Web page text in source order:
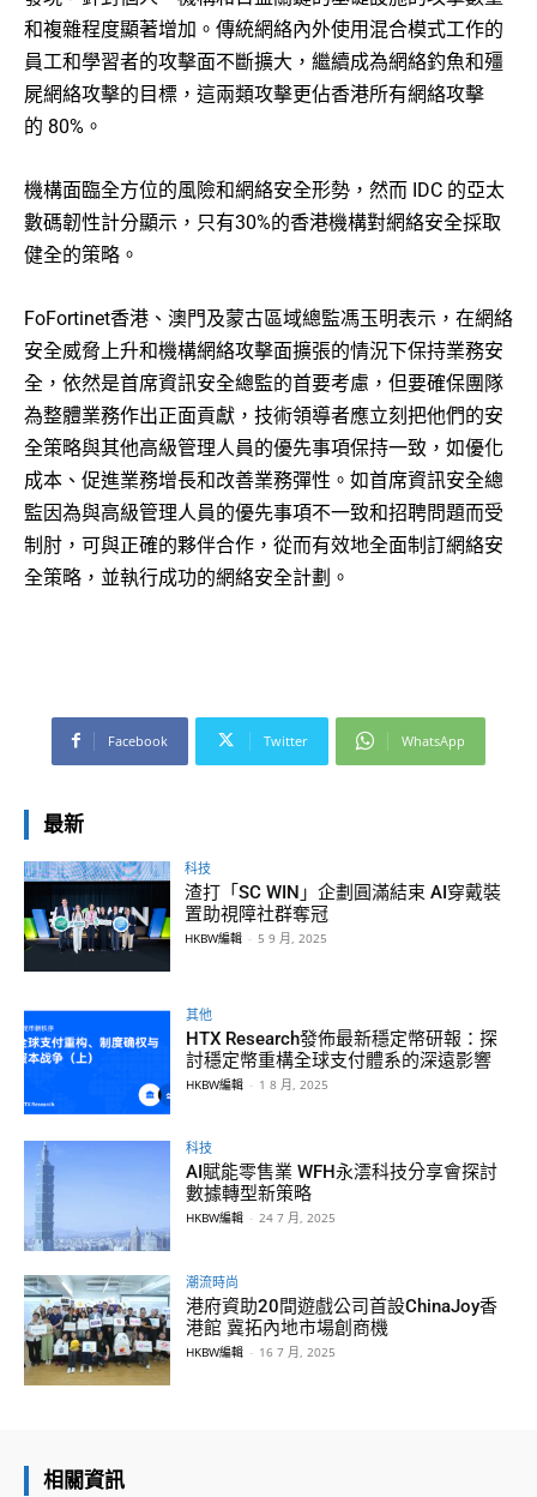
和複雜程度顯著增加。傳統網絡內外使用混合模式工作的
員工和學習者的攻擊面不斷擴大，繼續成為網絡釣魚和殭
屍網絡攻擊的目標，​​這兩類攻擊更佔香港所有網絡攻擊
的 80%。
機構面臨全方位的風險和網絡安全形勢，然而 IDC 的亞太
數碼韌性計分顯示，只有30%的香港機構對網絡安全採取
健全的策略。
FoFortinet香港、澳門及蒙古區域總監馮玉明表示，在網絡
安全威脅上升和機構網絡攻擊面擴張的情況下保持業務安
全，依然是首席資訊安全總監的首要考慮，但要確保團隊
為整體業務作出正面貢獻，技術領導者應立刻把他們的安
全策略與其他高級管理人員的優先事項保持一致，如優化
成本、促進業務增長和改善業務彈性。如首席資訊安全總
監因為與高級管理人員的優先事項不一致和招聘問題而受
制肘，可與正確的夥伴合作，從而有效地全面制訂網絡安
全策略，並執行成功的網絡安全計劃。
Facebook Twitter WhatsApp
最新
科技
渣打「SC WIN」企劃圓滿結束 AI穿戴裝
置助視障社群奪冠
HKBW編輯 - 5 9 月, 2025
其他
HTX Research發佈最新穩定幣研報：探
討穩定幣重構全球支付體系的深遠影響
HKBW編輯 - 1 8 月, 2025
科技
AI賦能零售業 WFH永澐科技分享會探討
數據轉型新策略
HKBW編輯 - 24 7 月, 2025
潮流時尚
港府資助20間遊戲公司首設ChinaJoy香
港館 冀拓內地市場創商機
HKBW編輯 - 16 7 月, 2025
相關資訊